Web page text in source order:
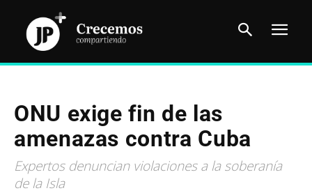
ONU exige fin de las
amenazas contra Cuba
Expertos denuncian violaciones a la soberanía
de la Isla